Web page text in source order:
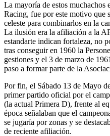
La mayoría de estos muchachos
Racing, fue por este motivo que
celeste para combinarlos en la
La ilusión era la afiliación a la
estandarte indican fortaleza, no
tras conseguir en 1960 la
gestiones y el 3 de marzo de
paso a formar parte de la
Por fin, el Sábado 13 de Mayo
primer partido oficial por el
(la actual Primera D), frente al
época señalaban que el
se jugaría por zonas y se
de reciente afiliación.